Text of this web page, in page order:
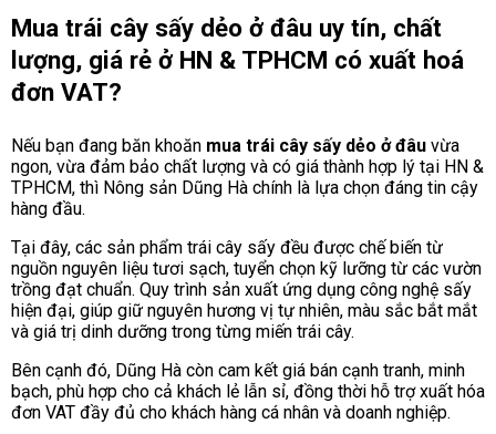
Mua trái cây sấy dẻo ở đâu uy tín, chất
lượng, giá rẻ ở HN & TPHCM có xuất hoá
đơn VAT?
Nếu bạn đang băn khoăn mua trái cây sấy dẻo ở đâu vừa
ngon, vừa đảm bảo chất lượng và có giá thành hợp lý tại HN &
TPHCM, thì Nông sản Dũng Hà chính là lựa chọn đáng tin cậy
hàng đầu.
Tại đây, các sản phẩm trái cây sấy đều được chế biến từ
nguồn nguyên liệu tươi sạch, tuyển chọn kỹ lưỡng từ các vườn
trồng đạt chuẩn. Quy trình sản xuất ứng dụng công nghệ sấy
hiện đại, giúp giữ nguyên hương vị tự nhiên, màu sắc bắt mắt
và giá trị dinh dưỡng trong từng miến trái cây.
Bên cạnh đó, Dũng Hà còn cam kết giá bán cạnh tranh, minh
bạch, phù hợp cho cả khách lẻ lẫn sỉ, đồng thời hỗ trợ xuất hóa
đơn VAT đầy đủ cho khách hàng cá nhân và doanh nghiệp.